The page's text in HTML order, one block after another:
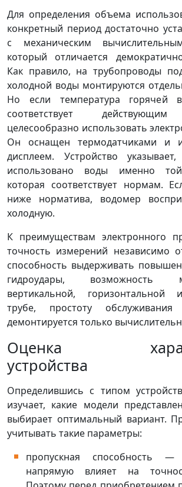
Для определения объема
конкретный период достаточно
с механическим
который отличается
Как правило, на трубопроводы
холодной воды монтируются
Но если температура горячей
соответствует
целесообразно использовать
Он оснащен термодатчиками и
дисплеем. Устройство
использовано воды именно
которая соответствует нормам.
ниже норматива, водомер
холодную.
К преимуществам электронного
точность измерений независимо
способность выдерживать
гидроудары,
вертикальной, горизонтальной
трубе, простоту
демонтируется только
Оценка
устройства
Определившись с типом
изучает, какие модели
выбирает оптимальный вариант.
учитывать такие параметры:
пропускная способность —
напрямую влияет на